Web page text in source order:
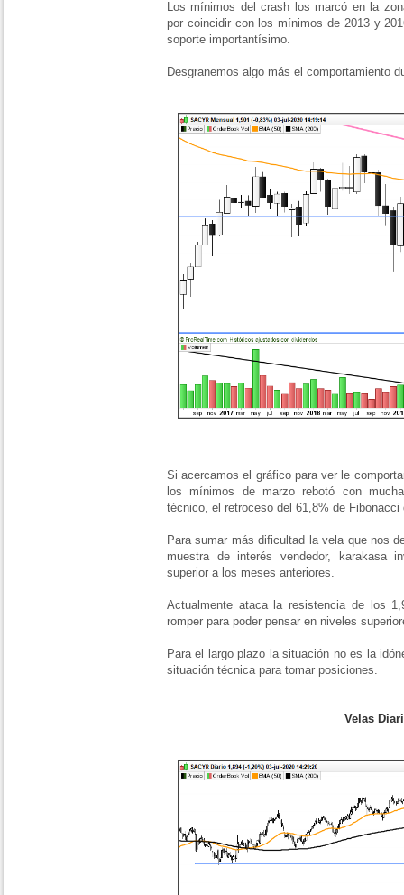
Los mínimos del crash los marcó en la
por coincidir con los mínimos de 2013 y
soporte importantísimo.
Desgranemos algo más el comportamiento
Si acercamos el gráfico para ver le
los mínimos de marzo rebotó con
técnico, el retroceso del 61,8% de Fibonacci
Para sumar más dificultad la vela que nos
muestra de interés vendedor, karakasa
superior a los meses anteriores.
Actualmente ataca la resistencia de los
romper para poder pensar en niveles
Para el largo plazo la situación no es la
situación técnica para tomar posiciones.
Velas